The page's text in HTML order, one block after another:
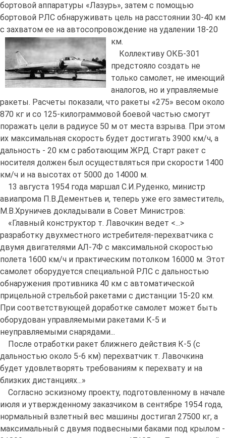
бортовой аппаратуры «Лазурь», затем с помощью
бортовой РЛС обнаруживать цель на расстоянии 30-40 км
с захватом ее на автосопровождение на удалении 18-20
км.
Коллективу ОКБ-301
предстояло создать не
только самолет, не имеющий
аналогов, но и управляемые
ракеты. Расчеты показали, что ракеты «275» весом около
870 кг и со 125-килограммовой боевой частью смогут
поражать цели в радиусе 50 м от места взрыва. При этом
их максимальная скорость будет достигать 3900 км/ч, а
дальность - 20 км с работающим ЖРД. Старт ракет с
носителя должен был осуществляться при скорости 1400
км/ч и на высотах от 5000 до 14000 м.
13 августа 1954 года маршал С.И.Руденко, министр
авиапрома П.В.Дементьев и, теперь уже его заместитель,
М.В.Хруничев докладывали в Совет Министров:
«Главный конструктор т. Лавочкин ведет <...>
разработку двухместного истребителя-перехватчика с
двумя двигателями АЛ-7Ф с максимальной скоростью
полета 1600 км/ч и практическим потолком 16000 м. Этот
самолет оборудуется специальной РЛС с дальностью
обнаружения противника 40 км с автоматической
прицельной стрельбой ракетами с дистанции 15-20 км.
При соответствующей доработке самолет может быть
оборудован управляемыми ракетами К-5 и
неуправляемыми снарядами...
После отработки ракет ближнего действия К-5 (с
дальностью около 5-6 км) перехватчик т. Лавочкина
будет удовлетворять требованиям к перехвату и на
близких дистанциях...»
Согласно эскизному проекту, подготовленному в начале
июля и утвержденному заказчиком в сентябре 1954 года,
нормальный взлетный вес машины достигал 27500 кг, а
максимальный с двумя подвесными баками под крылом -